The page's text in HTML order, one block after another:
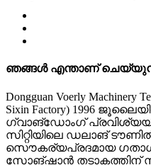
ഞങ്ങൾ എന്താണ്
Dongguan Voerly Machinery
Sixin Factory) 1996
ഗ്വാങ്‌ഡോംഗ്
സിറ്റിയിലെ ഡലാങ്
സൌകര്യപ്രദമായ
സോങ്ഷാൻ തടാകത്തിന്